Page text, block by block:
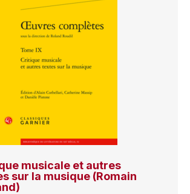
musicale et autres
sur la musique (Romain